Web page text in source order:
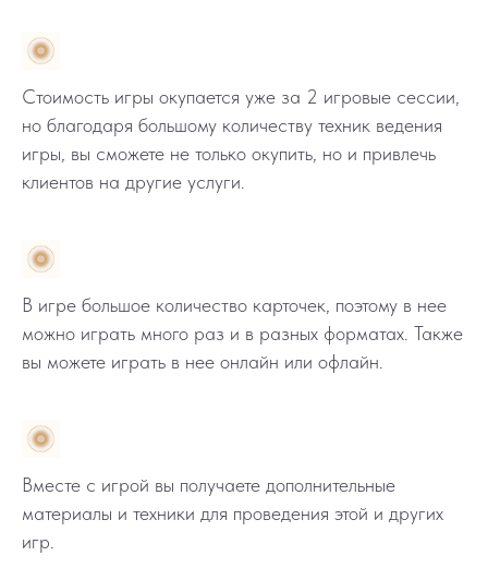
Стоимость игры окупается уже за 2 игровые сессии,
но благодаря большому количеству техник ведения
игры, вы сможете не только окупить, но и привлечь
клиентов на другие услуги.
В игре большое количество карточек, поэтому в нее
можно играть много раз и в разных форматах. Также
вы можете играть в нее онлайн или офлайн.
Вместе с игрой вы получаете дополнительные
материалы и техники для проведения этой и других
игр.